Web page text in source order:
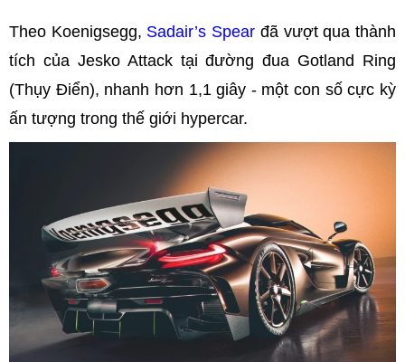
Theo Koenigsegg, Sadair’s Spear đã vượt qua thành
tích của Jesko Attack tại đường đua Gotland Ring
(Thụy Điển), nhanh hơn 1,1 giây - một con số cực kỳ
ấn tượng trong thế giới hypercar.